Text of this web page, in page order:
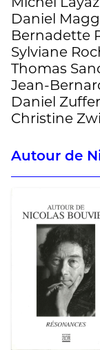
Daniel
Bernadette
Sylviane
Thomas
Jean-
Daniel
Christine
Autour de